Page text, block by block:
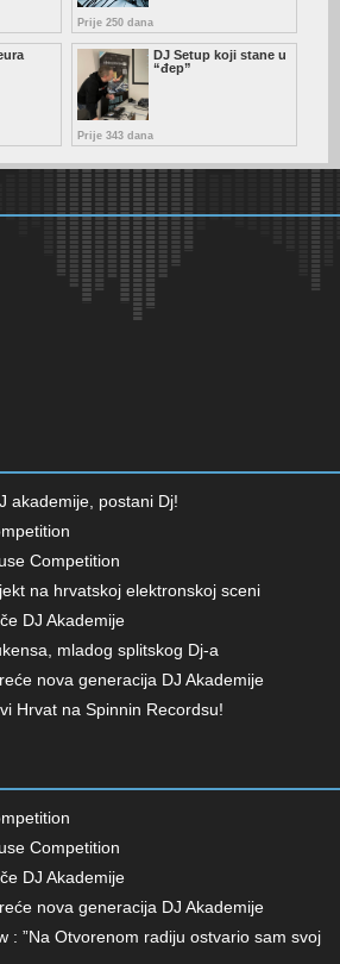
Prije 250 dana
DJ Setup koji stane u
“đep”
Prije 343 dana
akademije, postani Dj!
Competition
na hrvatskoj elektronskoj sceni
DJ Akademije
mladog splitskog Dj-a
nova generacija DJ Akademije
Hrvat na Spinnin Recordsu!
Competition
DJ Akademije
nova generacija DJ Akademije
: ”Na Otvorenom radiju ostvario sam svoj